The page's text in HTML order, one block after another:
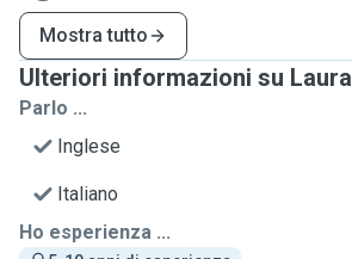
Mostra tutto
Ulteriori informazioni su Laura
Parlo ...
Inglese
Italiano
Ho esperienza ...